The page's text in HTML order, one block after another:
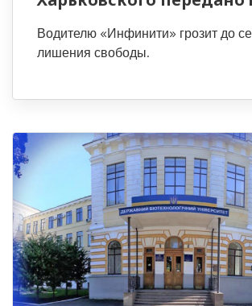
Водителю «Инфинити» грозит до
лишения свободы.